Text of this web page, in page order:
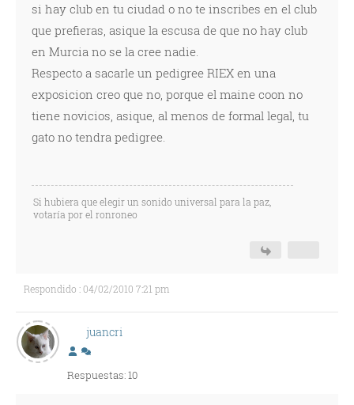
si hay club en tu ciudad o no te inscribes en el club
que prefieras, asique la escusa de que no hay club
en Murcia no se la cree nadie.
Respecto a sacarle un pedigree RIEX en una
exposicion creo que no, porque el maine coon no
tiene novicios, asique, al menos de formal legal, tu
gato no tendra pedigree.
Si hubiera que elegir un sonido universal para la paz,
votaría por el ronroneo
Respondido : 04/02/2010 7:21 pm
juancri
Respuestas: 10